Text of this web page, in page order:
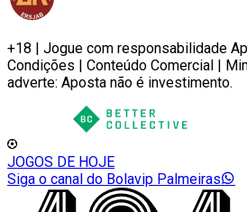
+18 | Jogue com responsabilidade
Condições | Conteúdo Comercial |
adverte: Aposta não é investimento.
JOGOS DE HOJE
Siga o canal do Bolavip Palmeiras